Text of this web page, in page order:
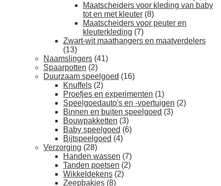
Maatscheiders voor kleding van baby
tot en met kleuter (8)
Maatscheiders voor peuter en
kleuterkleding (7)
Zwart-wit maathangers en maatverdelers
(13)
Naamslingers (41)
Spaarpotten (2)
Duurzaam speelgoed (16)
Knuffels (2)
Proefjes en experimenten (1)
Speelgoedauto's en -voertuigen (2)
Binnen en buiten speelgoed (3)
Bouwpakketten (3)
Baby speelgoed (6)
Bijtspeelgoed (4)
Verzorging (28)
Handen wassen (7)
Tanden poetsen (2)
Wikkeldekens (2)
Zeepbakjes (8)